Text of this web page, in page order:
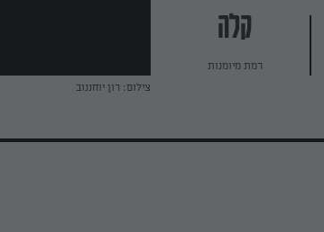
קלה
רמת מיומנות
צילום: רון יוחננוב